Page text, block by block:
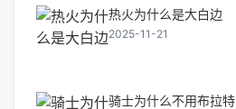
热火为什么是大白边
2025-11-21
骑士为什么不用布拉特